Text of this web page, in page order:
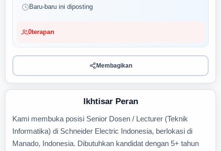
Baru-baru ini diposting
0terapan
Membagikan
Ikhtisar Peran
Kami membuka posisi Senior Dosen / Lecturer (Teknik
Informatika) di Schneider Electric Indonesia, berlokasi di
Manado, Indonesia. Dibutuhkan kandidat dengan 5+ tahun